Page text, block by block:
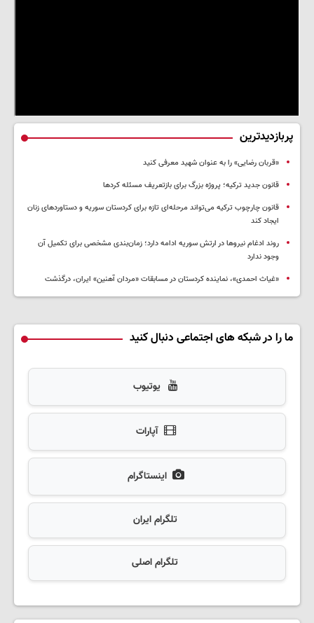
پربازدیدترین
«قربان رضایی» را به عنوان شهید معرفی کنید
قانون جدید ترکیه؛ پروژه بزرگ‌ برای بازتعریف مسئله کردها
قانون چارچوب ترکیه می‌تواند مرحله‌ای تازه برای کردستان سوریه و دستاوردهای زنان
ایجاد کند
روند ادغام نیروها در ارتش سوریه ادامه دارد؛ زمان‌بندی مشخصی برای تکمیل آن
وجود ندارد
«غیاث احمدی»، نماینده کردستان در مسابقات «مردان آهنین» ایران، درگذشت
ما را در شبکه های اجتماعی دنبال کنید
یوتیوب
آپارات
اینستاگرام
تلگرام ایران
تلگرام اصلی